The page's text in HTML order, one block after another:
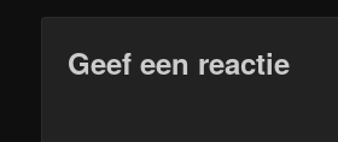
Geef een reactie